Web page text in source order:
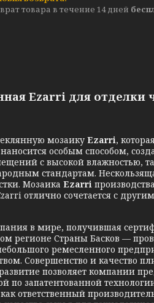
товара в течение 14 дней
Ezarri для отделки
мозаику Ezarri,
особым способом,
с высокой влажностью,
стандартам.
Мозаика Ezarri
отлично сочетается с
в мире, получившая
регионе Страны Басков —
ремесленного
Совершенство и качество
позволяет компании
по запатентованной
ответственный